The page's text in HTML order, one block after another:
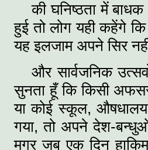
की घनिष्ठता में
हुई तो लोग यही कहेंगे
यह इलजाम अपने सिर
और सार्वजनिक
सुनता हूँ कि किसी
या कोई स्कूल, औषधालय
गया, तो अपने देश-
मगर जब एक दिन